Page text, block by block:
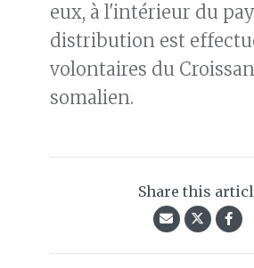
eux, à l'intérieur du
distribution est
volontaires du
somalien.
Share this